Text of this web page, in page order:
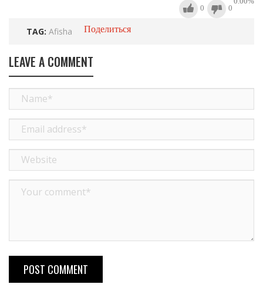
0
0
TAG: Afisha Поделиться
LEAVE A COMMENT
POST COMMENT